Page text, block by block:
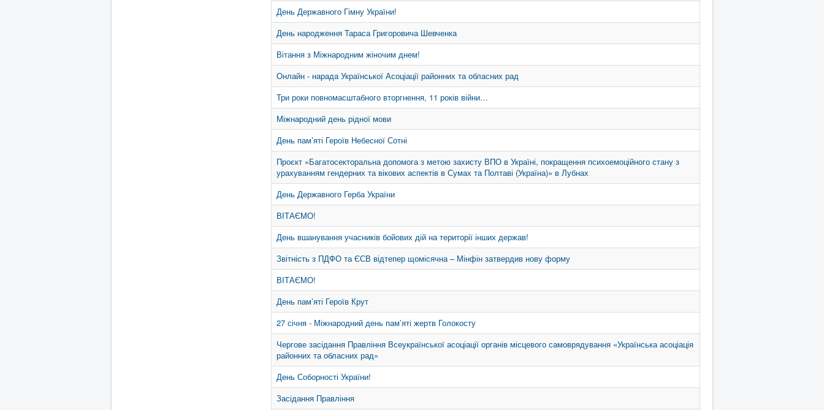
День Державного Гімну України!
День народження Тараса Григоровича Шевченка
Вітання з Міжнародним жіночим днем!
Онлайн - нарада Української Асоціації районних та обласних рад
Три роки повномасштабного вторгнення, 11 років війни…
Міжнародний день рідної мови
День пам’яті Героїв Небесної Сотні
Проєкт «Багатосекторальна допомога з метою захисту ВПО в Україні, покращення психоемоційного стану з
урахуванням гендерних та вікових аспектів в Сумах та Полтаві (Україна)» в Лубнах
День Державного Герба України
ВІТАЄМО!
День вшанування учасників бойових дій на території інших держав!
Звітність з ПДФО та ЄСВ відтепер щомісячна – Мінфін затвердив нову форму
ВІТАЄМО!
День пам’яті Героїв Крут
27 січня - Міжнародний день пам’яті жертв Голокосту
Чергове засідання Правління Всеукраїнської асоціації органів місцевого самоврядування «Українська асоціація
районних та обласних рад»
День Соборності України!
Засідання Правління